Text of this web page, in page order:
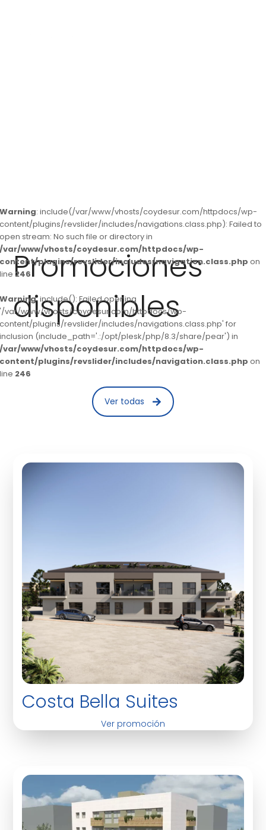
Warning: include(/var/www/vhosts/coydesur.com/httpdocs/wp-
content/plugins/revslider/includes/navigations.class.php): Failed to
open stream: No such file or directory in
/var/www/vhosts/coydesur.com/httpdocs/wp-
content/plugins/revslider/includes/navigation.class.php on
line 246
Warning: include(): Failed opening
'/var/www/vhosts/coydesur.com/httpdocs/wp-
content/plugins/revslider/includes/navigations.class.php' for
inclusion (include_path='.:/opt/plesk/php/8.3/share/pear') in
/var/www/vhosts/coydesur.com/httpdocs/wp-
content/plugins/revslider/includes/navigation.class.php on
line 246
Promociones
disponibles
Ver todas
Costa Bella Suites
Ver promoción